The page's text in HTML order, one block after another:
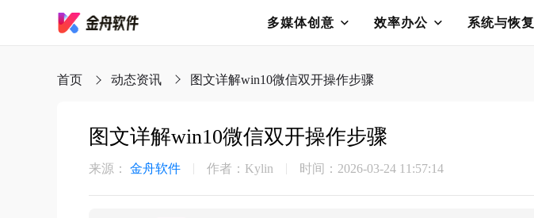
多媒体创意 效率办公 系统与恢复
首页 动态资讯 图文详解win10微信双开操作步骤
图文详解win10微信双开操作步骤
来源： 金舟软件 作者：Kylin 时间：2026-03-24 11:57:14